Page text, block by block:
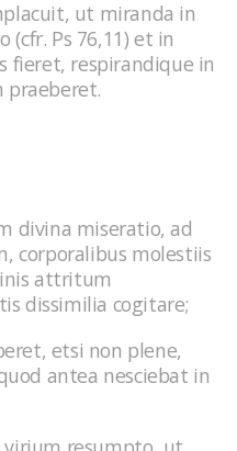
ut miranda in
Ps 76,11) et in
fieret, respirandique in
praeberet.
divina miseratio, ad
corporalibus molestiis
attritum
dissimilia cogitare;
etsi non plene,
antea nesciebat in